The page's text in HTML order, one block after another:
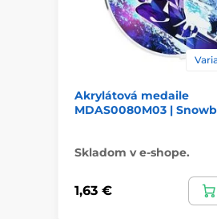
Akrylátová medaile
MDAS0080M03 |
Skladom v e-shope.
1,63 €